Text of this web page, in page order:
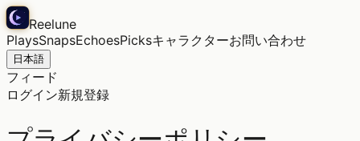
Reelune
PlaysSnapsEchoesPicksキャラクターお問い合わせ
日本語
フィード
ログイン新規登録